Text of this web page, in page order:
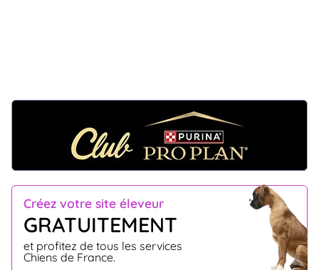
Créez votre site éleveur
GRATUITEMENT
et profitez de tous les services
Chiens de France.